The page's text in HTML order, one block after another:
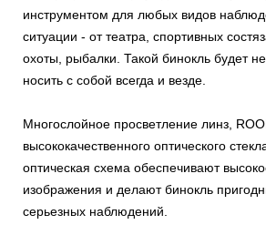
инструментом для любых видов
ситуации - от театра, спортивных
охоты, рыбалки. Такой бинокль будет
носить с собой всегда и везде.
Многослойное просветление линз,
высококачественного оптического
оптическая схема обеспечивают
изображения и делают бинокль
серьезных наблюдений.